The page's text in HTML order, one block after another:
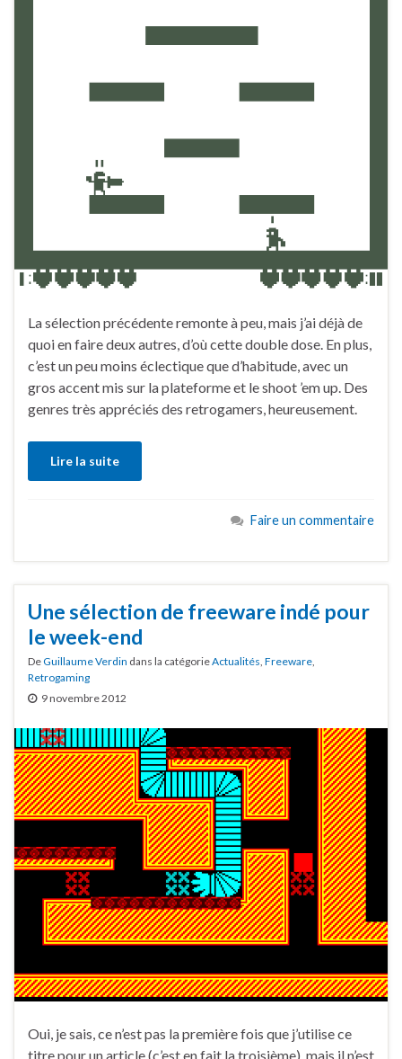
La sélection précédente remonte à peu, mais j’ai déjà de
quoi en faire deux autres, d’où cette double dose. En plus,
c’est un peu moins éclectique que d’habitude, avec un
gros accent mis sur la plateforme et le shoot ’em up. Des
genres très appréciés des retrogamers, heureusement.
Lire la suite
Faire un commentaire
Une sélection de freeware indé pour
le week-end
DeGuillaume Verdin dans la catégorieActualités Freeware
Retrogaming
9 novembre 2012
Oui, je sais, ce n’est pas la première fois que j’utilise ce
titre pour un article (c’est en fait la troisième), mais il n’est